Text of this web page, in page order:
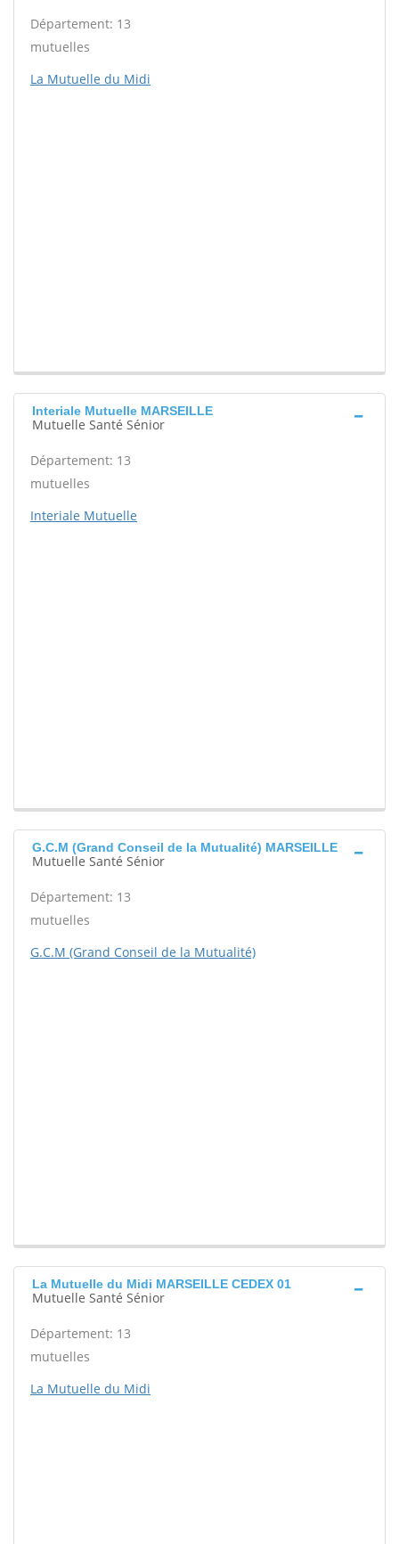
Département: 13
mutuelles
La Mutuelle du Midi
Interiale Mutuelle MARSEILLE
Mutuelle Santé Sénior
Département: 13
mutuelles
Interiale Mutuelle
G.C.M (Grand Conseil de la Mutualité) MARSEILLE
Mutuelle Santé Sénior
Département: 13
mutuelles
G.C.M (Grand Conseil de la Mutualité)
La Mutuelle du Midi MARSEILLE CEDEX 01
Mutuelle Santé Sénior
Département: 13
mutuelles
La Mutuelle du Midi